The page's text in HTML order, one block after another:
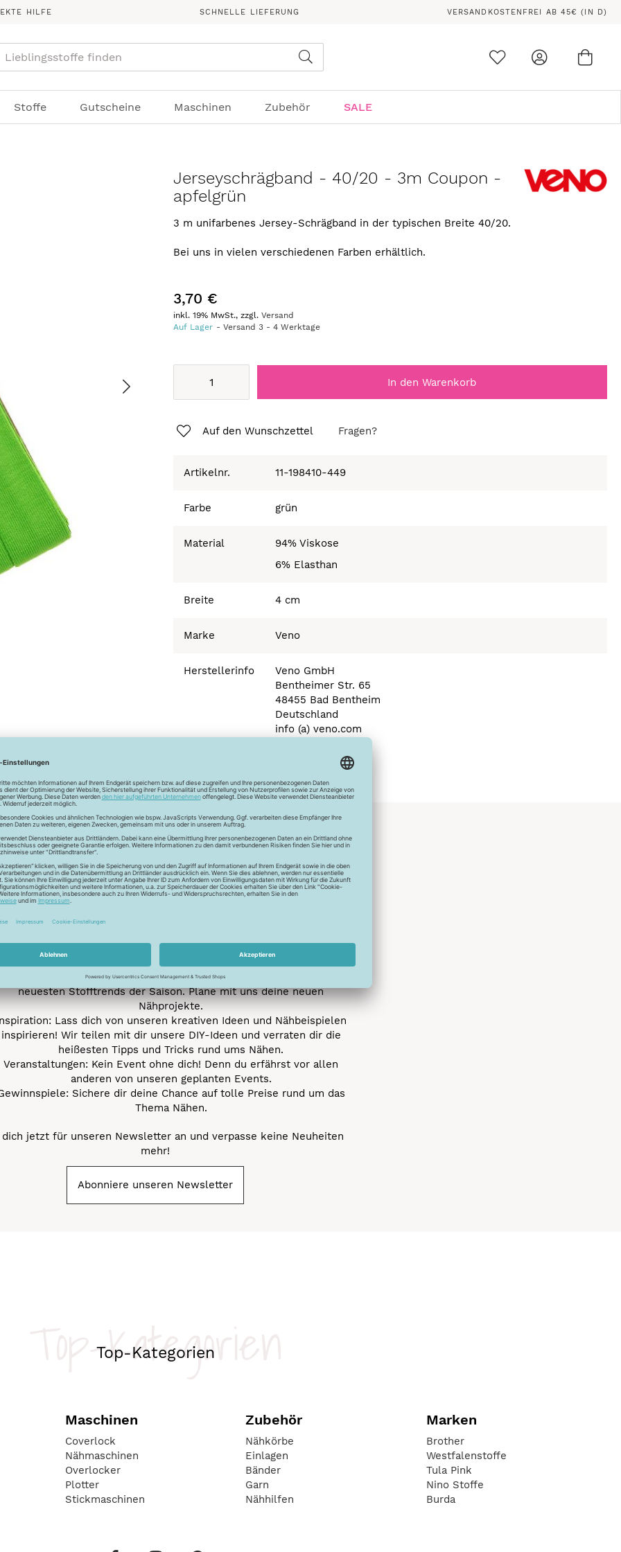
HILFE SCHNELLE LIEFERUNG VERSANDKOSTENFREI AB 45€ (IN D)
Stoffe Gutscheine Maschinen Zubehör SALE
Jerseyschrägband - 40/20 - 3m Coupon -
apfelgrün
3 m unifarbenes Jersey-Schrägband in der typischen Breite 40/20.
Bei uns in vielen verschiedenen Farben erhältlich.
3,70 €
inkl. 19% MwSt., zzgl.Versand
Auf Lager
Versand3 -4 Werktage
In den Warenkorb
Auf den Wunschzettel Fragen?
Artikelnr. 11-198410-449
Farbe grün
Material
94% Viskose
6% Elasthan
Breite 4 cm
Marke Veno
Herstellerinfo
Veno GmbH
Bentheimer Str. 65
48455 Bad Bentheim
Deutschland
info (a) veno.com
Unser Newsletter
Newsletter
Aktionen und Rabatte: Als Newsletter Abonnent erfährst du als erstes
von unseren Aktionen und Rabatten!
Neue Stoffe entdecken: Wir informieren dich regelmäßig über die
neuesten Stofftrends der Saison. Plane mit uns deine neuen
Nähprojekte.
Lass dich von unseren kreativen Ideen und Nähbeispielen
inspirieren! Wir teilen mit dir unsere DIY-Ideen und verraten dir die
heißesten Tipps und Tricks rund ums Nähen.
Veranstaltungen: Kein Event ohne dich! Denn du erfährst vor allen
anderen von unseren geplanten Events.
Sichere dir deine Chance auf tolle Preise rund um das
Thema Nähen.
dich jetzt für unseren Newsletter an und verpasse keine Neuheiten
mehr!
Abonniere unseren Newsletter
Top-Kategorien
Top-Kategorien
Maschinen
Coverlock
Nähmaschinen
Overlocker
Plotter
Stickmaschinen
Zubehör
Nähkörbe
Einlagen
Bänder
Garn
Nähhilfen
Marken
Brother
Westfalenstoffe
Tula Pink
Nino Stoffe
Burda